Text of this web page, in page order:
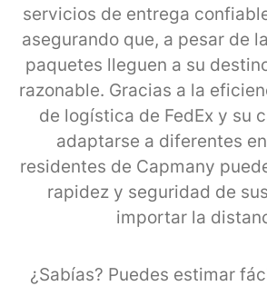
servicios de entrega
asegurando que, a pesar de
paquetes lleguen a su
razonable. Gracias a la
de logística de FedEx y su
adaptarse a diferentes
residentes de Capmany
rapidez y seguridad de
importar la
¿Sabías? Puedes estimar